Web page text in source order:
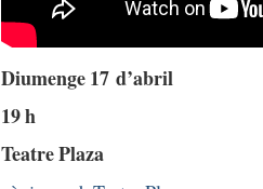
Diumenge 17 d’abril
19 h
Teatre Plaza